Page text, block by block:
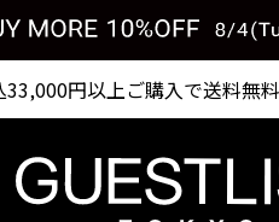
33,000円以上ご購入で送料